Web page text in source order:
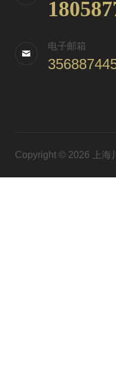
电子邮箱
Copyright © 2026 上海